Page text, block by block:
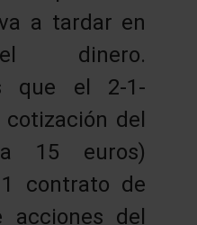
a tardar en
dinero.
que el 2-1-
del
15 euros)
contrato de
acciones del